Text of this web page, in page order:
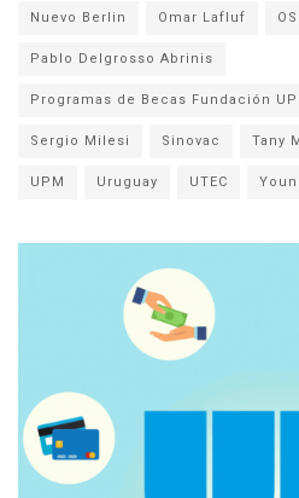
Nuevo Berlin Omar Lafluf
Pablo Delgrosso Abrinis
Programas de Becas Fundación
Sergio Milesi Sinovac Tany
UPM Uruguay UTEC